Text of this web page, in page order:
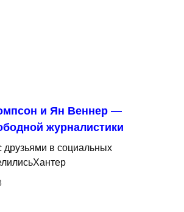
и Ян Веннер —
журналистики
друзьями в социальных